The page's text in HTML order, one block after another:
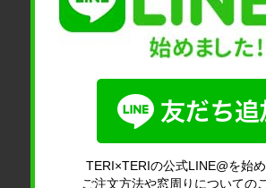
TERI×TERIの公式LINE@を始め
ご注文方法や窓周りについての